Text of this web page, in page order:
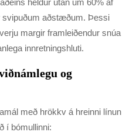
heldur utan um 60% af
svipuðum aðstæðum. Þessi
margir framleiðendur snúa
innretningshluti.
og
með hrökkv á hreinni línun
í bómullinni: